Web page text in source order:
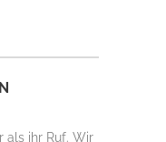
als ihr Ruf. Wir